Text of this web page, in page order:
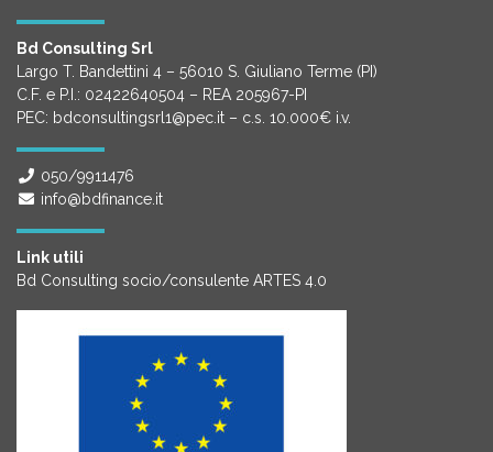
Bd Consulting Srl
Largo T. Bandettini 4 – 56010 S. Giuliano Terme (PI)
C.F. e P.I.: 02422640504 – REA 205967-PI
PEC: bdconsultingsrl1@pec.it – c.s. 10.000€ i.v.
050/9911476
info@bdfinance.it
Link utili
Bd Consulting socio/consulente ARTES 4.0